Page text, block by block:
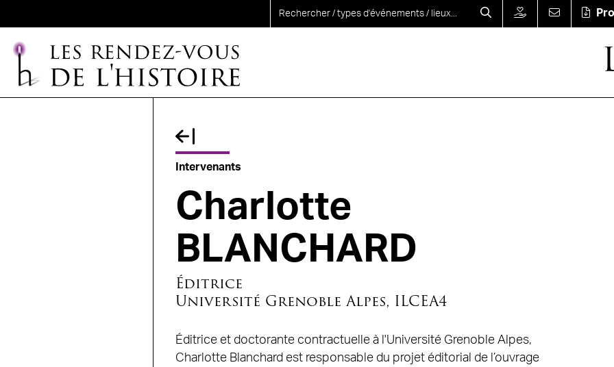
Fil d'Ariane
Intervenants
Charlotte
BLANCHARD
Éditrice
Université Grenoble Alpes, ILCEA4
Éditrice et doctorante contractuelle à l'Université Grenoble Alpes,
Charlotte Blanchard est responsable du projet éditorial de l’ouvrage